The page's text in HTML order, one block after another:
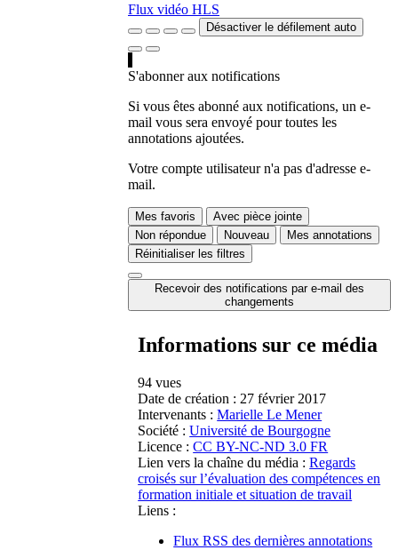
Flux vidéo HLS
Désactiver le défilement auto
S'abonner aux notifications
Si vous êtes abonné aux notifications, un e-
mail vous sera envoyé pour toutes les
annotations ajoutées.
Votre compte utilisateur n'a pas d'adresse e-
mail.
Mes favoris
Avec pièce jointe
Non répondue
Nouveau
Mes annotations
Réinitialiser les filtres
Recevoir des notifications par e-mail des
changements
Informations sur ce média
94 vues
Date de création : 27 février 2017
Intervenants : Marielle Le Mener
Société : Université de Bourgogne
Licence : CC BY-NC-ND 3.0 FR
Lien vers la chaîne du média : Regards
croisés sur l’évaluation des compétences en
formation initiale et situation de travail
Liens :
Flux RSS des dernières annotations